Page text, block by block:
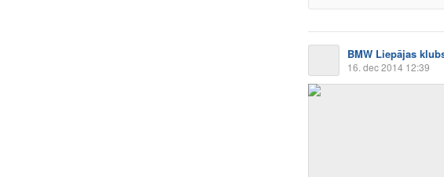
BMW Liepājas
16. dec 2014 12:39